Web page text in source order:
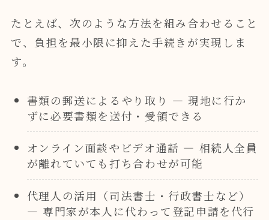
たとえば、次のような方法を組み合わせること
で、負担を最小限に抑えた手続きが実現しま
す。
書類の郵送によるやり取り — 現地に行か
ずに必要書類を送付・受領できる
オンライン面談やビデオ通話 — 相続人全員
が離れていても打ち合わせが可能
代理人の活用（司法書士・行政書士など）
— 専門家が本人に代わって登記申請を代行